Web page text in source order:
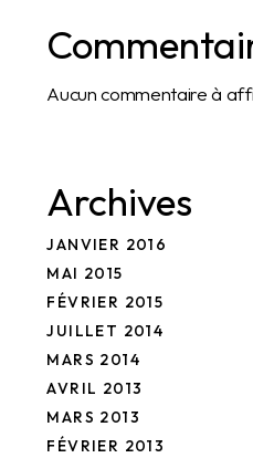
Aucun commentaire à
Archives
JANVIER 2016
MAI 2015
FÉVRIER 2015
JUILLET 2014
MARS 2014
AVRIL 2013
MARS 2013
FÉVRIER 2013